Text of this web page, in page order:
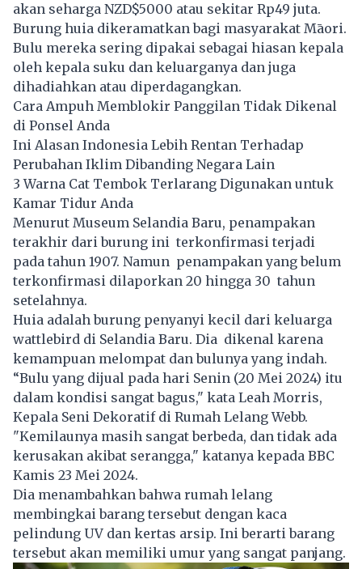
akan seharga NZD$5000 atau sekitar Rp49 juta.
Burung huia dikeramatkan bagi masyarakat Māori.
Bulu mereka sering dipakai sebagai hiasan kepala
oleh kepala suku dan keluarganya dan juga
dihadiahkan atau diperdagangkan.
Cara Ampuh Memblokir Panggilan Tidak Dikenal
di Ponsel Anda
Ini Alasan Indonesia Lebih Rentan Terhadap
Perubahan Iklim Dibanding Negara Lain
3 Warna Cat Tembok Terlarang Digunakan untuk
Kamar Tidur Anda
Menurut Museum Selandia Baru, penampakan
terakhir dari burung ini terkonfirmasi terjadi
pada tahun 1907. Namun penampakan yang belum
terkonfirmasi dilaporkan 20 hingga 30 tahun
setelahnya.
Huia adalah burung penyanyi kecil dari keluarga
wattlebird di Selandia Baru. Dia dikenal karena
kemampuan melompat dan bulunya yang indah.
“Bulu yang dijual pada hari Senin (20 Mei 2024) itu
dalam kondisi sangat bagus," kata Leah Morris,
Kepala Seni Dekoratif di Rumah Lelang Webb.
"Kemilaunya masih sangat berbeda, dan tidak ada
kerusakan akibat serangga," katanya kepada BBC
Kamis 23 Mei 2024.
Dia menambahkan bahwa rumah lelang
membingkai barang tersebut dengan kaca
pelindung UV dan kertas arsip. Ini berarti barang
tersebut akan memiliki umur yang sangat panjang.